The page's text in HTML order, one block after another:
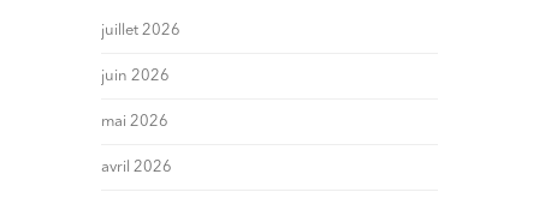
juillet 2026
juin 2026
mai 2026
avril 2026